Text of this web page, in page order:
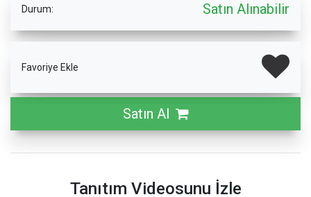
Durum: Satın Alınabilir
Favoriye Ekle
Satın Al
Tanıtım Videosunu İzle